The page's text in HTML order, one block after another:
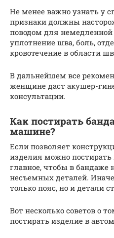
Не менее важно узнать у
признаки должны
поводом для немедленной
уплотнение шва, боль,
кровотечение в области
В дальнейшем все
женщине даст акушер-
консультации.
Как постирать
машине?
Если позволяет
изделия можно
главное, чтобы в бандаже
несъемных деталей.
только пояс, но и детали
Вот несколько советов о
постирать изделие в